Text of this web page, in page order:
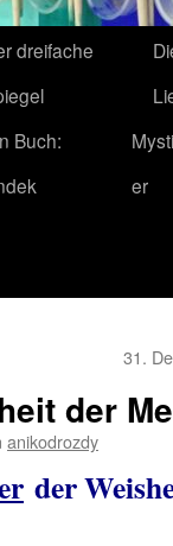
dreifache
Buch:
er
31.
der
anikodrozdy
der